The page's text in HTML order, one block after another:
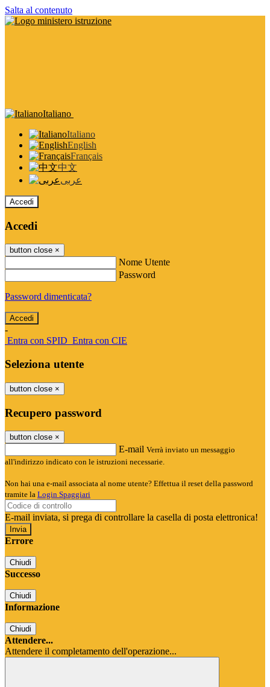
Salta al contenuto
Italiano
Italiano
English
Français
中文
عربى
Accedi
Accedi
button close ×
Nome Utente
Password
Password dimenticata?
-
Entra con SPID Entra con CIE
Seleziona utente
button close ×
Recupero password
button close ×
E-mail Verrà inviato un messaggio
all'indirizzo indicato con le istruzioni necessarie.
Non hai una e-mail associata al nome utente? Effettua il reset della password
tramite la Login Spaggiari
E-mail inviata, si prega di controllare la casella di posta elettronica!
Errore
Chiudi
Successo
Chiudi
Informazione
Chiudi
Attendere...
Attendere il completamento dell'operazione...